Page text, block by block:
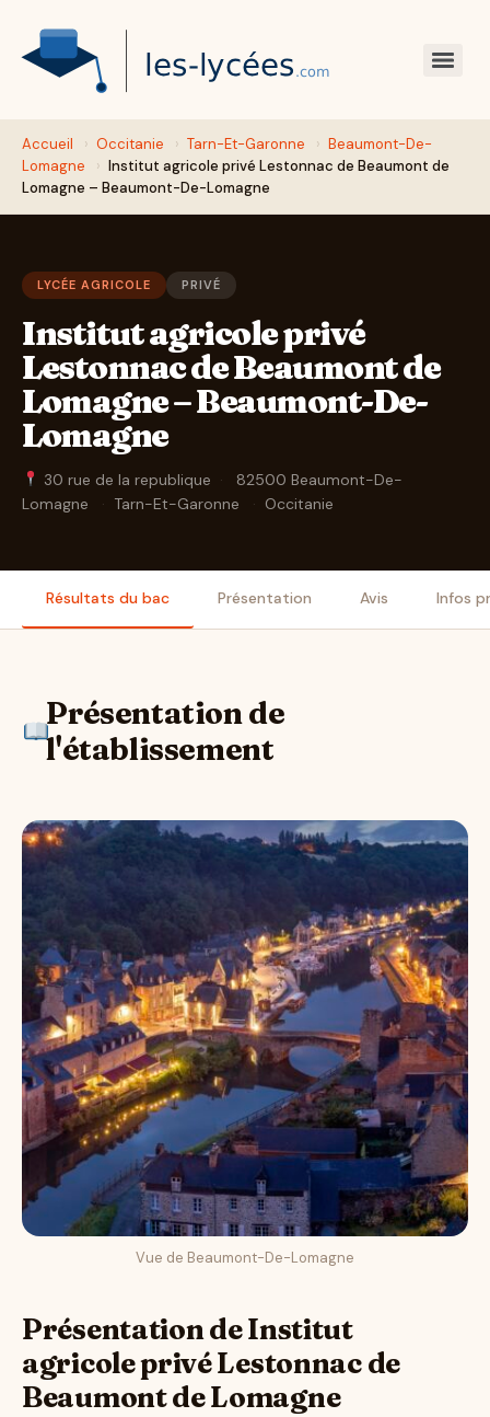
Accueil › Occitanie › Tarn-Et-Garonne › Beaumont-De-
Lomagne
› Institut agricole privé Lestonnac de Beaumont de
Lomagne – Beaumont-De-Lomagne
LYCÉE AGRICOLE PRIVÉ
Institut agricole privé
Lestonnac de Beaumont de
Lomagne – Beaumont-De-
Lomagne
30 rue de la republique ·
82500 Beaumont-De-
Lomagne
· Tarn-Et-Garonne · Occitanie
Résultats du bac Présentation Avis Infos
Présentation de
l'établissement
Vue de Beaumont-De-Lomagne
Présentation de Institut
agricole privé Lestonnac de
Beaumont de Lomagne